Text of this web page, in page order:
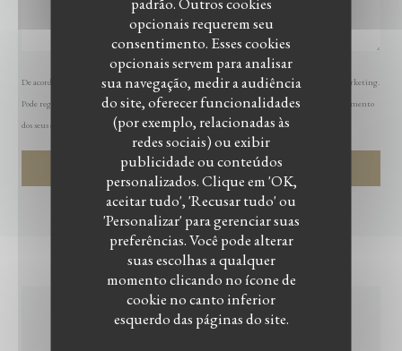
opcionais requerem seu
consentimento. Esses cookies
opcionais servem para analisar
sua navegação, medir a audiência
do site, oferecer funcionalidades
(por exemplo, relacionadas às
redes sociais) ou exibir
publicidade ou conteúdos
personalizados. Clique em 'OK,
aceitar tudo', 'Recusar tudo' ou
'Personalizar' para gerenciar suas
preferências. Você pode alterar
suas escolhas a qualquer
momento clicando no ícone de
cookie no canto inferior
esquerdo das páginas do site.
De acordo com a legislação de proteção de dados, tem o direito de se opor a comunicações de marketing.
Pode registar-se na Lista Robinson através derobinson.pt. Para mais informações sobre o tratamento
dos seus dados, consulte a nossapolítica de privacidade.
INFORMAÇÕES GERAIS